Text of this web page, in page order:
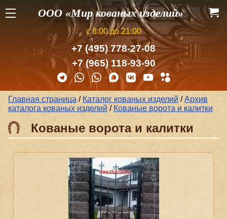
ООО «Мир кованых изделий»
с 8:00 до 21:00
+7 (495) 778-27-08
+7 (965) 118-93-90
Главная страница / Каталог кованых изделий /Архив
каталога кованых изделий / Кованые ворота и калитки
Кованые ворота и калитки